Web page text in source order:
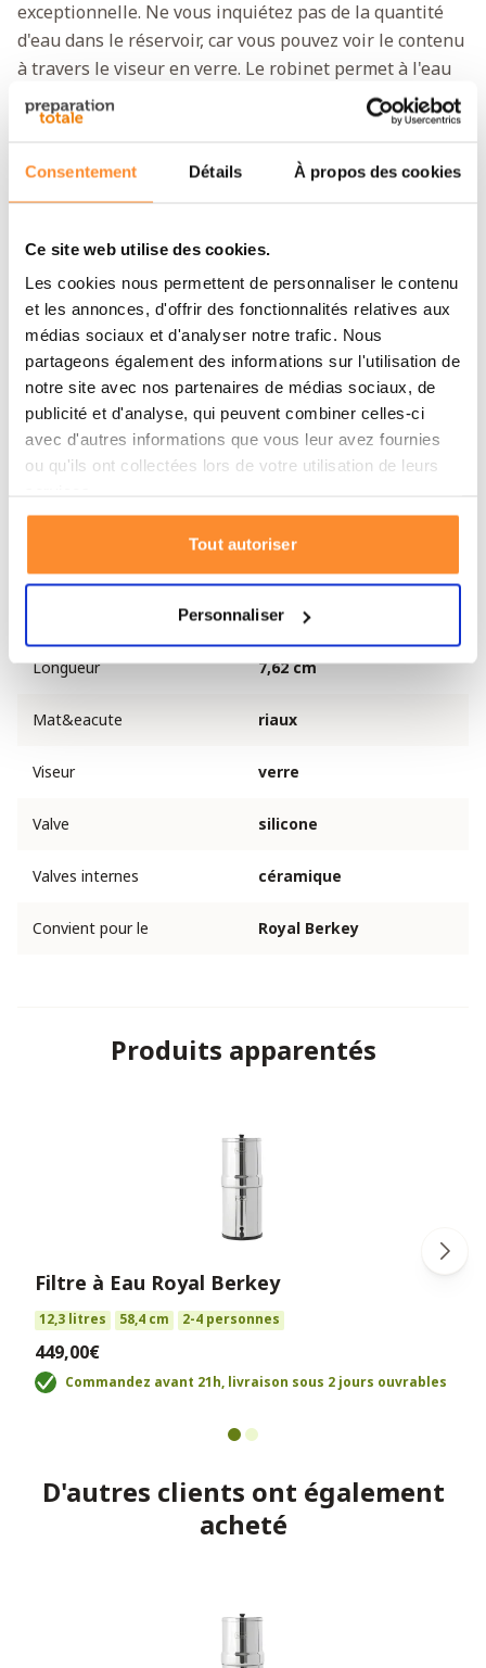
Consentement Détails À propos des cookies
Ce site web utilise des cookies.
Les cookies nous permettent de personnaliser le contenu
et les annonces, d'offrir des fonctionnalités relatives aux
médias sociaux et d'analyser notre trafic. Nous
partageons également des informations sur l'utilisation de
notre site avec nos partenaires de médias sociaux, de
publicité et d'analyse, qui peuvent combiner celles-ci
avec d'autres informations que vous leur avez fournies
ou qu'ils ont collectées lors de votre utilisation de leurs
Tout autoriser
Personnaliser
exceptionnelle. Ne vous inquiétez pas de la quantité
d'eau dans le réservoir, car vous pouvez voir le contenu
à travers le viseur en verre. Le robinet permet à l'eau
de conserver son goût naturel. Cela est possible grâce
à des matériaux tels que la céramique, le verre et
Berkey® avec le Berkey Water View™ Spigot 10".
robinet. Un robinet en inox séparé
nécessaireet ne doit pas être commandé séparément.
Spécifications
Marque Berkey
Type accessoire RVS kijkglaskraantje
Poids 700 grammes
25,4 cm
Longueur 7,62 cm
Mat&eacute riaux
Viseur verre
Valve silicone
Valves internes céramique
Convient pour le Royal Berkey
Produits apparentés
Filtre à Eau Royal Berkey
12,3 litres 58,4 cm 2-4 personnes
449,00€
Commandez avant 21h, livraison sous 2 jours ouvrables
D'autres clients ont également
acheté